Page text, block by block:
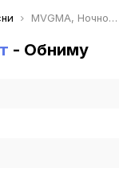
MVGMA, Ночной Маршрут - Обниму
- Обниму